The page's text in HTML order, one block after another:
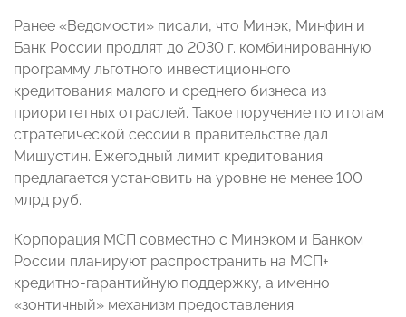
Ранее «Ведомости» писали, что Минэк, Минфин и
Банк России продлят до 2030 г. комбинированную
программу льготного инвестиционного
кредитования малого и среднего бизнеса из
приоритетных отраслей. Такое поручение по итогам
стратегической сессии в правительстве дал
Мишустин. Ежегодный лимит кредитования
предлагается установить на уровне не менее 100
млрд руб.
Корпорация МСП совместно с Минэком и Банком
России планируют распространить на МСП+
кредитно-гарантийную поддержку, а именно
«зонтичный» механизм предоставления